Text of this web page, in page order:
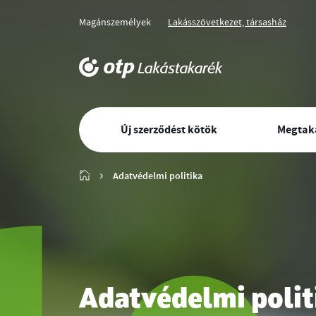
Üzletág
választó
navigáció
Kiválasztott
Magánszemélyek Lakásszövetkezet, társasház
főoldala
Elsődleges
navigáció
Új szerződést kötök
Főoldal Adatvédelmi politika
Adatvédelmi